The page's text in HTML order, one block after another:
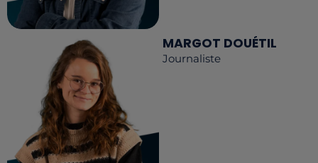
MARGOT DOUÉTIL
Journaliste